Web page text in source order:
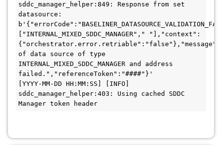
sddc_manager_helper:849: Response from set
datasource:
["INTERNAL_MIXED_SDDC_MANAGER"," "],"context":
of data source of type
INTERNAL_MIXED_SDDC_MANAGER and address
failed.","referenceToken":"####"}'
[YYYY-MM-DD HH:MM:SS] [INFO]
sddc_manager_helper:403: Using cached SDDC